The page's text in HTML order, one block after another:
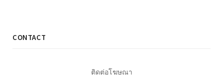
CONTACT
ติดต่อโฆษณา